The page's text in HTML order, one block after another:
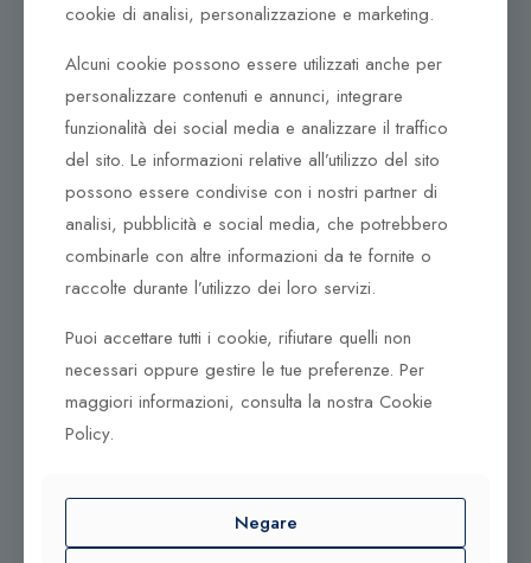
Corso Italia, 161
Tel. +39 0932 683156
97100 Ragusa RG
Corso Vittorio Emanuele 79/A
Tel. +39 0933 942394
95042 Grammichele CT
© 2025 Gioielleria Bandiera
P.IVA:01235880885 | Sito realizzato da
cookie di analisi, personalizzazione e marketing.
Alcuni cookie possono essere utilizzati anche per
personalizzare contenuti e annunci, integrare
funzionalità dei social media e analizzare il traffico
del sito. Le informazioni relative all’utilizzo del sito
possono essere condivise con i nostri partner di
analisi, pubblicità e social media, che potrebbero
combinarle con altre informazioni da te fornite o
raccolte durante l’utilizzo dei loro servizi.
Puoi accettare tutti i cookie, rifiutare quelli non
necessari oppure gestire le tue preferenze. Per
maggiori informazioni, consulta la nostra Cookie
Policy.
Negare